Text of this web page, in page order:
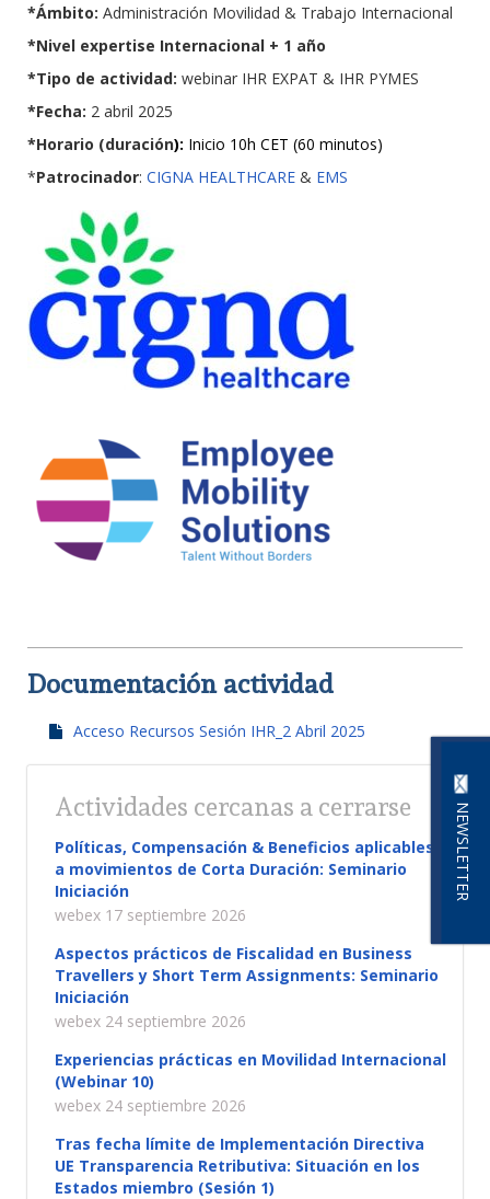
NEWSLETTER
*Ámbito: Administración Movilidad & Trabajo Internacional
*Nivel expertise Internacional + 1 año
*Tipo de actividad: webinar IHR EXPAT & IHR PYMES
*Fecha: 2 abril 2025
*Horario (duración): Inicio 10h CET (60 minutos)
*Patrocinador: CIGNA HEALTHCARE & EMS
Documentación actividad
Acceso Recursos Sesión IHR_2 Abril 2025
Actividades cercanas a cerrarse
Políticas, Compensación & Beneficios aplicables
a movimientos de Corta Duración: Seminario
Iniciación
webex 17 septiembre 2026
Aspectos prácticos de Fiscalidad en Business
Travellers y Short Term Assignments: Seminario
Iniciación
webex 24 septiembre 2026
Experiencias prácticas en Movilidad Internacional
(Webinar 10)
webex 24 septiembre 2026
Tras fecha límite de Implementación Directiva
UE Transparencia Retributiva: Situación en los
Estados miembro (Sesión 1)